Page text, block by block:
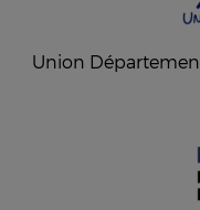
Union